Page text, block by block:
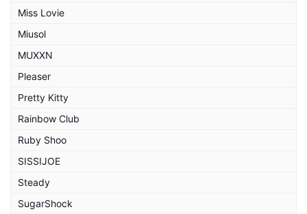
Miss Lovie
Miusol
MUXXN
Pleaser
Pretty Kitty
Rainbow Club
Ruby Shoo
SISSIJOE
Steady
SugarShock